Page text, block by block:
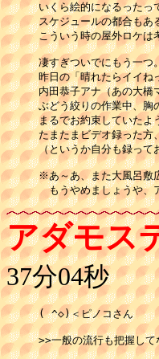
いくら絵的になるったっ
スケジュールの都合もあ
こういう時の屋外ロケは
凄すぎついでにもう一つ
昨日の「晴れたらイイね
内田恭子アナ（あの大橋
ぶどう絞りの作業中、胸
まるでお約束していたよ
たまたまビデオ録った方
（というか自分も録って
※あ～あ、また大風呂敷
もうやめましょうや、
アダモス
37分04秒
( ^◇)＜ピノコさん
>>一般の流行も把握して